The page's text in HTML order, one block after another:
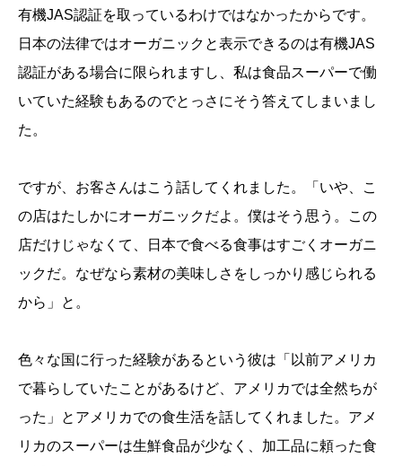
有機JAS認証を取っているわけではなかったからです。
日本の法律ではオーガニックと表示できるのは有機JAS
認証がある場合に限られますし、私は食品スーパーで働
いていた経験もあるのでとっさにそう答えてしまいまし
た。
ですが、お客さんはこう話してくれました。「いや、こ
の店はたしかにオーガニックだよ。僕はそう思う。この
店だけじゃなくて、日本で食べる食事はすごくオーガニ
ックだ。なぜなら素材の美味しさをしっかり感じられる
から」と。
色々な国に行った経験があるという彼は「以前アメリカ
で暮らしていたことがあるけど、アメリカでは全然ちが
った」とアメリカでの食生活を話してくれました。アメ
リカのスーパーは生鮮食品が少なく、加工品に頼った食